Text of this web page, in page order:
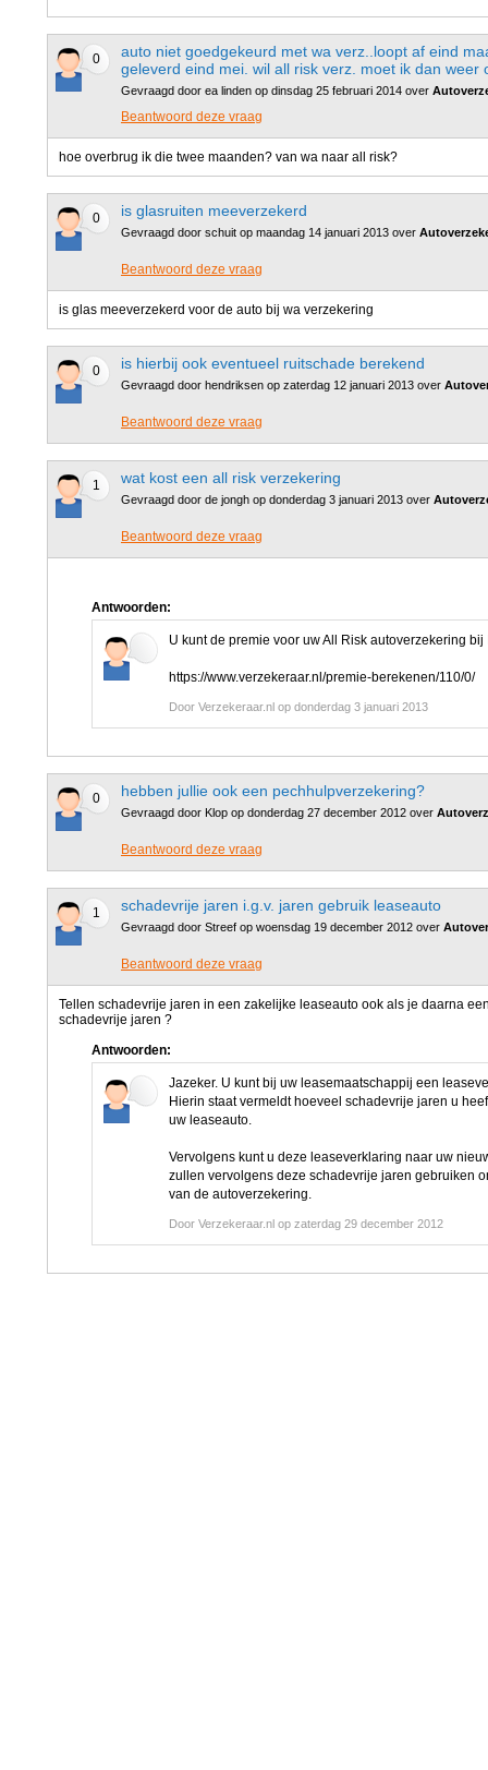
0
auto niet goedgekeurd met wa verz..loopt af eind
geleverd eind mei. wil all risk verz. moet ik dan weer
Gevraagd door ea linden op dinsdag 25 februari 2014 over
Beantwoord deze vraag
hoe overbrug ik die twee maanden? van wa naar all risk?
0 is glasruiten meeverzekerd
Gevraagd door schuit op maandag 14 januari 2013 over
Beantwoord deze vraag
is glas meeverzekerd voor de auto bij wa verzekering
0 is hierbij ook eventueel ruitschade berekend
Gevraagd door hendriksen op zaterdag 12 januari 2013 over
Beantwoord deze vraag
1 wat kost een all risk verzekering
Gevraagd door de jongh op donderdag 3 januari 2013 over
Beantwoord deze vraag
Antwoorden:
U kunt de premie voor uw All Risk autoverzekering
https://www.verzekeraar.nl/premie-berekenen/110/0/
Door Verzekeraar.nl op donderdag 3 januari 2013
0 hebben jullie ook een pechhulpverzekering?
Gevraagd door Klop op donderdag 27 december 2012 over
Beantwoord deze vraag
1 schadevrije jaren i.g.v. jaren gebruik leaseauto
Gevraagd door Streef op woensdag 19 december 2012 over
Beantwoord deze vraag
Tellen schadevrije jaren in een zakelijke leaseauto ook als je daarna
schadevrije jaren ?
Antwoorden:
Jazeker. U kunt bij uw leasemaatschappij een
Hierin staat vermeldt hoeveel schadevrije jaren u
uw leaseauto.
Vervolgens kunt u deze leaseverklaring naar uw
zullen vervolgens deze schadevrije jaren gebruiken
van de autoverzekering.
Door Verzekeraar.nl op zaterdag 29 december 2012